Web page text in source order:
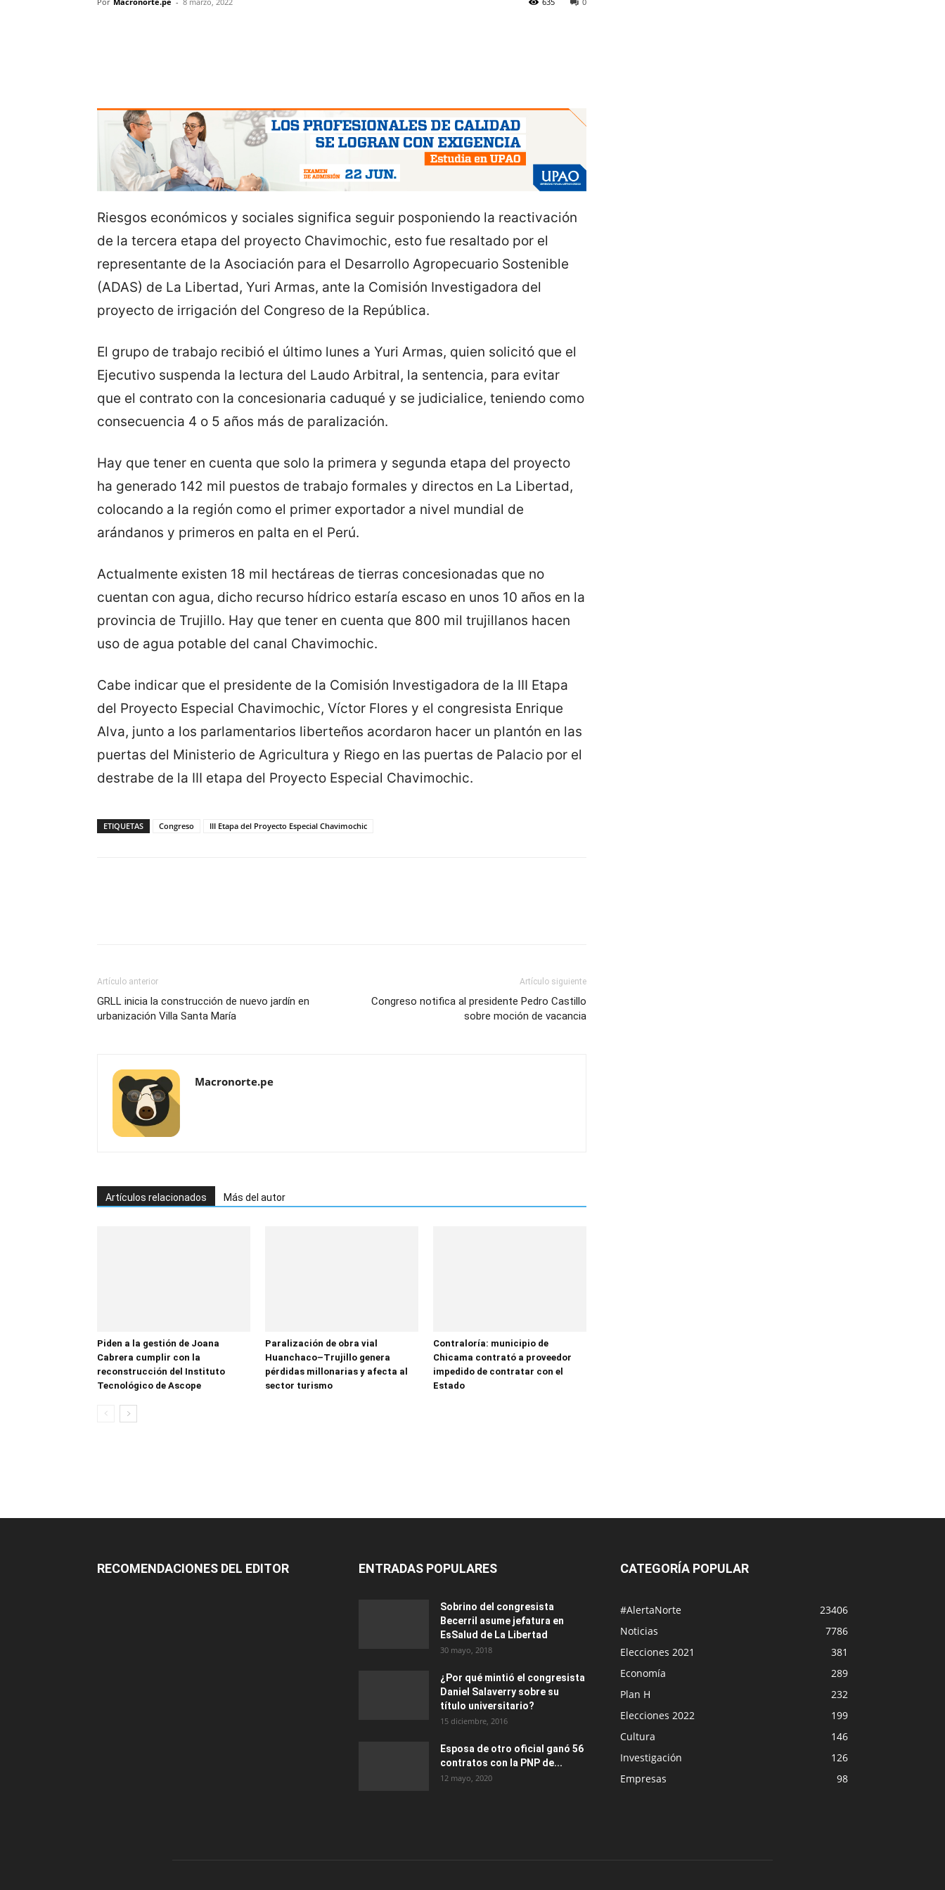
Riesgos económicos y sociales significa seguir posponiendo la reactivación
de la tercera etapa del proyecto Chavimochic, esto fue resaltado por el
representante de la Asociación para el Desarrollo Agropecuario Sostenible
(ADAS) de La Libertad, Yuri Armas, ante la Comisión Investigadora del
proyecto de irrigación del Congreso de la República.
El grupo de trabajo recibió el último lunes a Yuri Armas, quien solicitó que el
Ejecutivo suspenda la lectura del Laudo Arbitral, la sentencia, para evitar
que el contrato con la concesionaria caduqué y se judicialice, teniendo como
consecuencia 4 o 5 años más de paralización.
Hay que tener en cuenta que solo la primera y segunda etapa del proyecto
ha generado 142 mil puestos de trabajo formales y directos en La Libertad,
colocando a la región como el primer exportador a nivel mundial de
arándanos y primeros en palta en el Perú.
Actualmente existen 18 mil hectáreas de tierras concesionadas que no
cuentan con agua, dicho recurso hídrico estaría escaso en unos 10 años en la
provincia de Trujillo. Hay que tener en cuenta que 800 mil trujillanos hacen
uso de agua potable del canal Chavimochic.
Cabe indicar que el presidente de la Comisión Investigadora de la III Etapa
del Proyecto Especial Chavimochic, Víctor Flores y el congresista Enrique
Alva, junto a los parlamentarios liberteños acordaron hacer un plantón en las
puertas del Ministerio de Agricultura y Riego en las puertas de Palacio por el
destrabe de la III etapa del Proyecto Especial Chavimochic.
ETIQUETAS Congreso III Etapa del Proyecto Especial Chavimochic
Artículo anterior
GRLL inicia la construcción de nuevo jardín en
urbanización Villa Santa María
Artículo siguiente
Congreso notifica al presidente Pedro Castillo
sobre moción de vacancia
Macronorte.pe
Artículos relacionados Más del autor
Piden a la gestión de Joana
Cabrera cumplir con la
reconstrucción del Instituto
Tecnológico de Ascope
Paralización de obra vial
Huanchaco–Trujillo genera
pérdidas millonarias y afecta al
sector turismo
Contraloría: municipio de
Chicama contrató a proveedor
impedido de contratar con el
Estado
RECOMENDACIONES DEL EDITOR ENTRADAS POPULARES
Sobrino del congresista
Becerril asume jefatura en
EsSalud de La Libertad
30 mayo, 2018
¿Por qué mintió el congresista
Daniel Salaverry sobre su
título universitario?
15 diciembre, 2016
Esposa de otro oficial ganó 56
contratos con la PNP de...
12 mayo, 2020
CATEGORÍA POPULAR
#AlertaNorte
23406
Noticias
7786
Elecciones 2021
381
Economía
289
Plan H
232
Elecciones 2022
199
Cultura
146
Investigación
126
Empresas
98